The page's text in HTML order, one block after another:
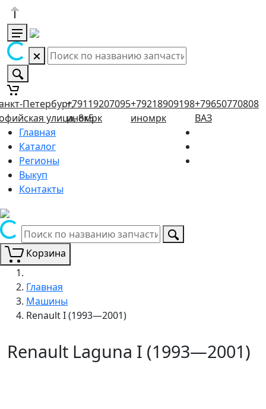
Петербург,
улица, 8к5
+79119207095
иномрк
+79218909198
иномрк
+79650770808
ВАЗ
Главная
Каталог
Регионы
Выкуп
Контакты
Корзина
Главная
Машины
Renault I (1993—2001)
Renault Laguna I (1993—2001)